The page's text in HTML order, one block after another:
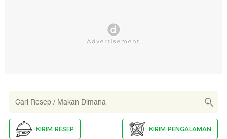
KIRIM RESEP KIRIM PENGALAMAN